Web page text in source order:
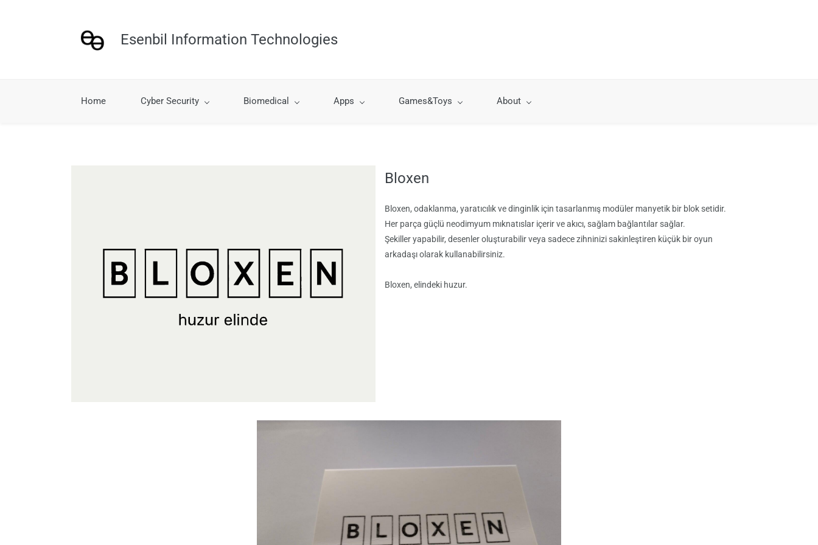
Esenbil Information Technologies
Home Cyber Security Biomedical Apps Games&Toys About
Bloxen
Bloxen, odaklanma, yaratıcılık ve dinginlik için tasarlanmış modüler manyetik bir blok setidir.
Her parça güçlü neodimyum mıknatıslar içerir ve akıcı, sağlam bağlantılar sağlar.
Şekiller yapabilir, desenler oluşturabilir veya sadece zihninizi sakinleştiren küçük bir oyun
arkadaşı olarak kullanabilirsiniz.
Bloxen, elindeki huzur.